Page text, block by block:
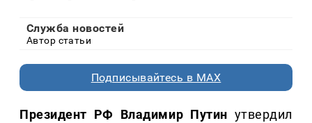
Служба новостей
Автор статьи
Подписывайтесь в MAX
Президент РФ Владимир Путин утвердил